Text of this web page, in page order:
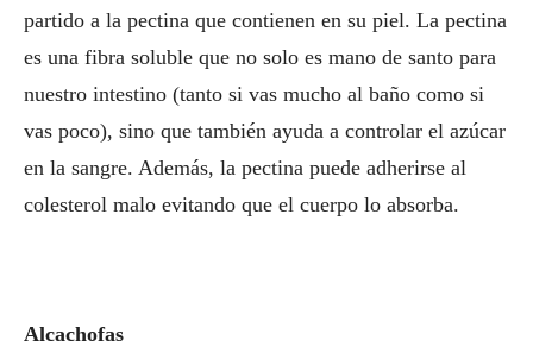
partido a la pectina que contienen en su piel. La pectina
es una fibra soluble que no solo es mano de santo para
nuestro intestino (tanto si vas mucho al baño como si
vas poco), sino que también ayuda a controlar el azúcar
en la sangre. Además, la pectina puede adherirse al
colesterol malo evitando que el cuerpo lo absorba.
Alcachofas